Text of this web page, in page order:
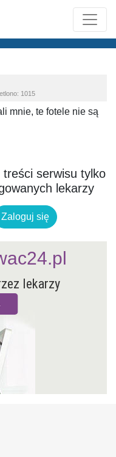
1015
mnie, te fotele nie są
treści serwisu tylko
lekarzy
Zaloguj się
lekarzy